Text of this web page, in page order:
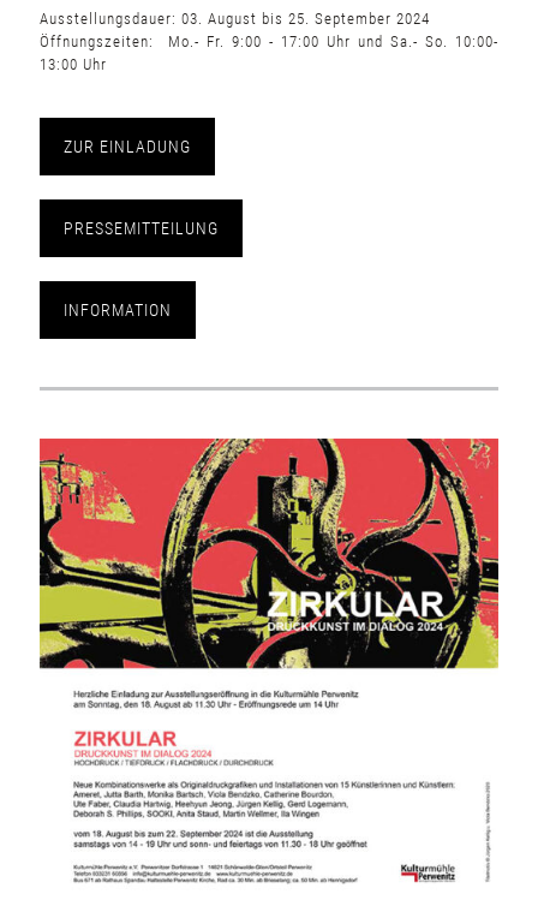
Ausstellungsdauer: 03. August bis 25. September 2024
Öffnungszeiten: Mo.- Fr. 9:00 - 17:00 Uhr und Sa.- So. 10:00-
13:00 Uhr
ZUR EINLADUNG
PRESSEMITTEILUNG
INFORMATION